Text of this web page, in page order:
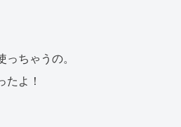
ちゃうの。
よ！